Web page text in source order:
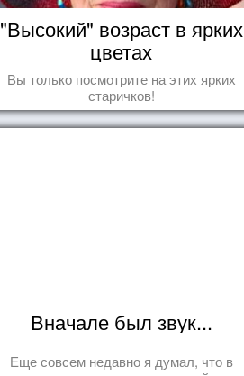
"Высокий" возраст в ярких
цветах
Вы только посмотрите на этих ярких
старичков!
Вначале был звук...
Еще совсем недавно я думал, что в